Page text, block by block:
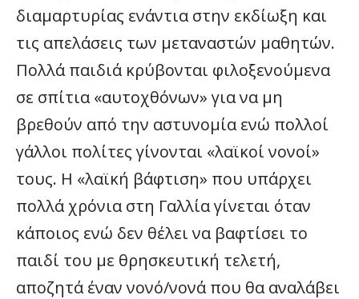
διαμαρτυρίας ενάντια στην εκδίωξη και
τις απελάσεις των μεταναστών μαθητών.
Πολλά παιδιά κρύβονται φιλοξενούμενα
σε σπίτια «αυτοχθόνων» για να μη
βρεθούν από την αστυνομία ενώ πολλοί
γάλλοι πολίτες γίνονται «λαϊκοί νονοί»
τους. Η «λαϊκή βάφτιση» που υπάρχει
πολλά χρόνια στη Γαλλία γίνεται όταν
κάποιος ενώ δεν θέλει να βαφτίσει το
παιδί του με θρησκευτική τελετή,
αποζητά έναν νονό/νονά που θα αναλάβει